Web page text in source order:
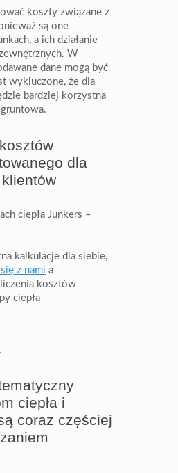
koszty związane z
są one
a ich działanie
W
dane mogą być
wykluczone, że dla
bardziej korzystna
dla
ciepła Junkers –
kalkulacje dla siebie,
z nami a
kosztów
ciepła
ciepła i
coraz częściej